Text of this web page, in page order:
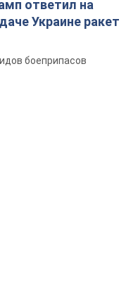
ответил на
Украине ракет
боеприпасов